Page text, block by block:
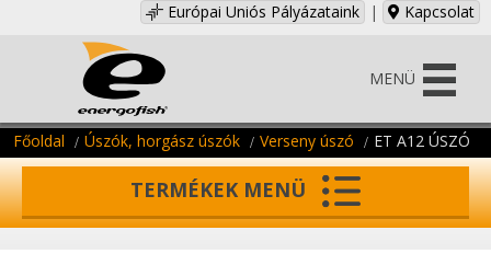
Európai Uniós Pályázataink
| Kapcsolat
MENÜ
Főoldal Úszók, horgász úszók Verseny úszó ET A12 ÚSZÓ
TERMÉKEK MENÜ